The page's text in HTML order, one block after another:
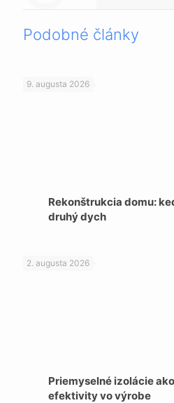
Podobné články
9. augusta 2026
Rekonštrukcia domu:
druhý dych
2. augusta 2026
Priemyselné izolácie
efektivity vo výrobe